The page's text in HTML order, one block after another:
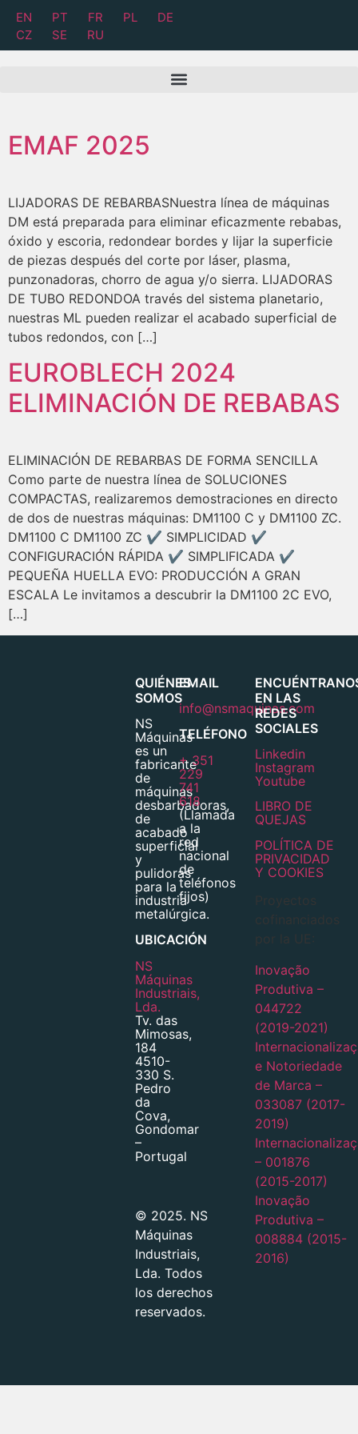
EN PT FR PL
DE
CZ
SE RU
EMAF 2025
LIJADORAS DE REBARBASNuestra línea de máquinas
DM está preparada para eliminar eficazmente rebabas,
óxido y escoria, redondear bordes y lijar la superficie
de piezas después del corte por láser, plasma,
punzonadoras, chorro de agua y/o sierra. LIJADORAS
DE TUBO REDONDOA través del sistema planetario,
nuestras ML pueden realizar el acabado superficial de
tubos redondos, con […]
EUROBLECH 2024
ELIMINACIÓN DE REBABAS
ELIMINACIÓN DE REBARBAS DE FORMA SENCILLA
Como parte de nuestra línea de SOLUCIONES
COMPACTAS, realizaremos demostraciones en directo
de dos de nuestras máquinas: DM1100 C y DM1100 ZC.
DM1100 C DM1100 ZC ✔ SIMPLICIDAD ✔
CONFIGURACIÓN RÁPIDA ✔ SIMPLIFICADA ✔
PEQUEÑA HUELLA EVO: PRODUCCIÓN A GRAN
ESCALA Le invitamos a descubrir la DM1100 2C EVO,
[…]
QUIÉNES
SOMOS
NS
Máquinas
es un
fabricante
de
máquinas
desbarbadoras,
de
acabado
superficial
y
pulidoras
para la
industria
metalúrgica.
UBICACIÓN
NS
Máquinas
Industriais,
Lda.
Tv. das
Mimosas,
184
4510-
330 S.
Pedro
da
Cova,
Gondomar
–
Portugal
EMAIL
info@nsmaquinas.com
TELÉFONO
+ 351
229
741
618
(Llamada
a la
red
nacional
de
teléfonos
fijos)
© 2025. NS
Máquinas
Industriais,
Lda. Todos
los derechos
reservados.
EN LAS
REDES
SOCIALES
Linkedin
Instagram
Youtube
LIBRO DE
QUEJAS
POLÍTICA DE
PRIVACIDAD
Y COOKIES
Proyectos
cofinanciados
por la UE:
Inovação
Produtiva –
044722
(2019-2021)
e Notoriedade
de Marca –
033087 (2017-
2019)
– 001876
(2015-2017)
Inovação
Produtiva –
008884 (2015-
2016)